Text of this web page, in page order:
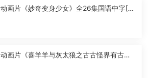
动画片《妙奇变身少女》全26集国语中字[10
动画片《喜羊羊与灰太狼之古古怪界有古